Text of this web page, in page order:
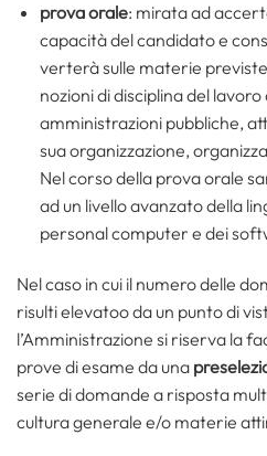
prova orale: mirata ad
capacità del candidato e
verterà sulle materie
nozioni di disciplina del
amministrazioni pubbliche,
sua organizzazione,
Nel corso della prova orale
ad un livello avanzato della
personal computer e dei
Nel caso in cui il numero delle
risulti elevatoo da un punto di
l’Amministrazione si riserva la
prove di esame da una
serie di domande a risposta
cultura generale e/o materie